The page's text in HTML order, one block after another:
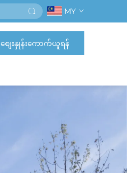
MY
စျေးနှုန်းကောက်ယူရန်